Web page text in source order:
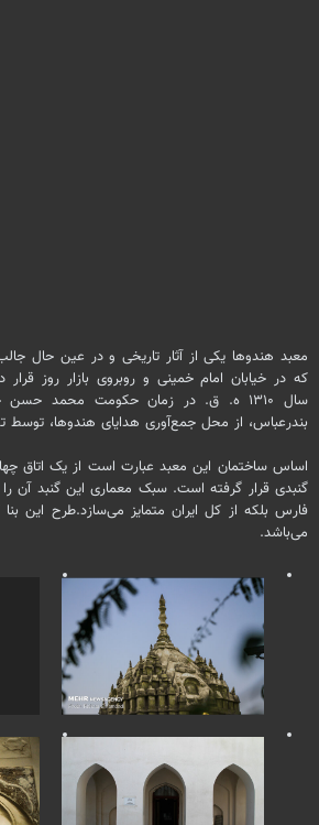
معبد هندوها یکی از آثار تاریخی و در عین حال
که در خیابان امام خمینی و روبروی بازار روز
سال ۱۳۱۰
ه. ق. در زمان حکومت محمد حسن
بندرعباس، از محل جمع‌آوری هدایای هندوها،
اساس ساختمان این معبد عبارت است از یک اتاق
گنبدی قرار گرفته است. سبک معماری این گنبد آن را
فارس بلکه از کل ایران متمایز می‌سازد.طرح این
می‌باشد.